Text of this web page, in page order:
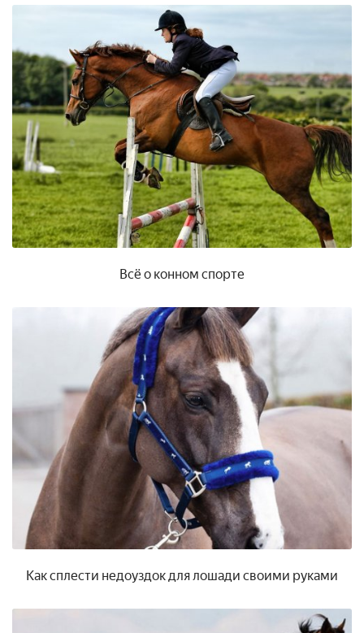
Всё о конном спорте
Как сплести недоуздок для лошади своими руками